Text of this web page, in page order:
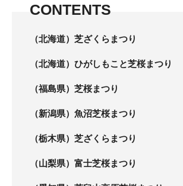
CONTENTS
（北海道）芝ざくらまつり
（北海道）ひがしもこと芝桜まつり
（福島県）芝桜まつり
（新潟県）魚沼芝桜まつり
（栃木県）芝ざくらまつり
（山梨県）富士芝桜まつり